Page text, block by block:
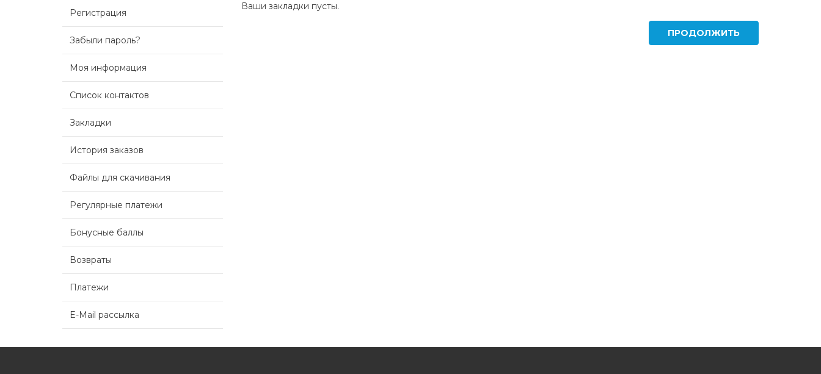
Регистрация
Забыли пароль?
Моя информация
Список контактов
Закладки
История заказов
Файлы для скачивания
Регулярные платежи
Бонусные баллы
Возвраты
Платежи
E-Mail рассылка
Ваши закладки пусты.
ПРОДОЛЖИТЬ